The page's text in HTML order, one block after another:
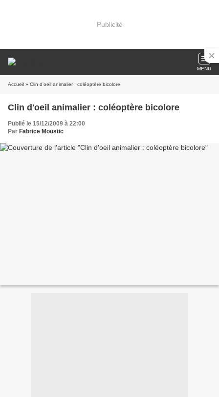
Publicité
MENU
Accueil » Clin d'oeil animalier : coléoptère bicolore
Clin d'oeil animalier : coléoptère bicolore
Publié le 15/12/2009 à 22:00
Par Fabrice Moustic